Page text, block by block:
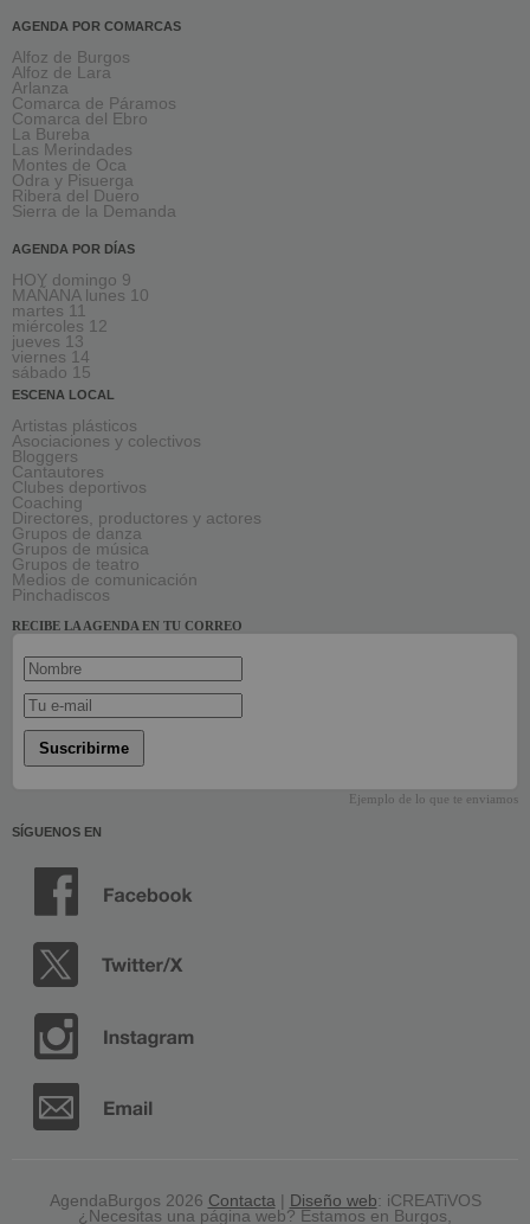
AGENDA POR COMARCAS
Alfoz de Burgos
Alfoz de Lara
Arlanza
Comarca de Páramos
Comarca del Ebro
La Bureba
Las Merindades
Montes de Oca
Odra y Pisuerga
Ribera del Duero
Sierra de la Demanda
AGENDA POR DÍAS
HOY domingo 9
MAÑANA lunes 10
martes 11
miércoles 12
jueves 13
viernes 14
sábado 15
ESCENA LOCAL
Artistas plásticos
Asociaciones y colectivos
Bloggers
Cantautores
Clubes deportivos
Coaching
Directores, productores y actores
Grupos de danza
Grupos de música
Grupos de teatro
Medios de comunicación
Pinchadiscos
RECIBE LA AGENDA EN TU CORREO
Suscribirme
Ejemplo de lo que te enviamos
SÍGUENOS EN
AgendaBurgos 2026 Contacta| Diseño web: iCREATiVOS
¿Necesitas una página web? Estamos en Burgos,